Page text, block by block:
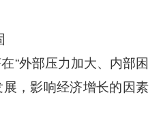
外部压力加大、内部困
，影响经济增长的因素